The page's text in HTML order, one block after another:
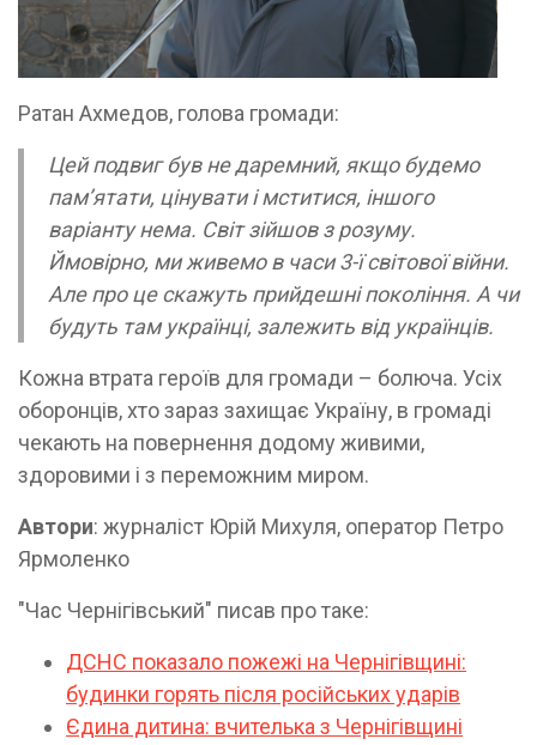
Ратан Ахмедов, голова громади:
Цей подвиг був не даремний, якщо будемо
пам’ятати, цінувати і мститися, іншого
варіанту нема. Світ зійшов з розуму.
Ймовірно, ми живемо в часи 3-ї світової війни.
Але про це скажуть прийдешні покоління. А чи
будуть там українці, залежить від українців.
Кожна втрата героїв для громади – болюча. Усіх
оборонців, хто зараз захищає Україну, в громаді
чекають на повернення додому живими,
здоровими і з переможним миром.
Автори: журналіст Юрій Михуля, оператор Петро
Ярмоленко
"Час Чернігівський" писав про таке:
ДСНС показало пожежі на Чернігівщині:
будинки горять після російських ударів
Єдина дитина: вчителька з Чернігівщині